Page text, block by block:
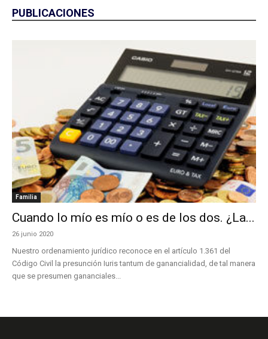
PUBLICACIONES
Familia
Cuando lo mío es mío o es de los dos. ¿La...
26 junio 2020
Nuestro ordenamiento jurídico reconoce en el artículo 1.361 del
Código Civil la presunción Iuris tantum de ganancialidad, de tal manera
que se presumen gananciales...